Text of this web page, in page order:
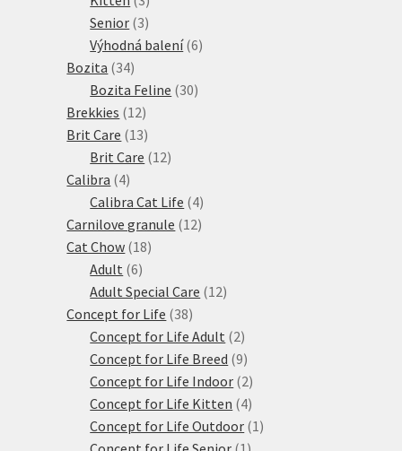
produkty
Senior 33
produkty
Výhodná balení 66
Bozita 3434
produktů
Bozita Feline 3030
Brekkies 1212
produktů
Brit Care 1313
produktů
Brit Care 1212
Calibra 44
produkty
Calibra Cat Life 44
produkty
Carnilove granule 1212
Cat Chow 1818
Adult 66
produktů
Adult Special Care 1212
Concept for Life 3838
produktů
Concept for Life Adult 22
produkty
Concept for Life Breed 99
produktů
Concept for Life Indoor 22
produkty
Concept for Life Kitten 44
produkty
Concept for Life Outdoor 1 1
1